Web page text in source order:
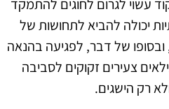
עשוי לגרום לחוגים להתמקד
יכולה להביא לתחושות של
ובסופו של דבר, לפגיעה בהנאה
צעירים זקוקים לסביבה
רק הישגים.